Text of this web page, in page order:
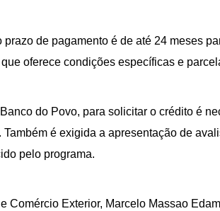
de pagamento é de até 24 meses
oferece condições específicas e
do Povo, para solicitar o crédito é
é exigida a apresentação de
pelo programa.
Comércio Exterior, Marcelo Massao